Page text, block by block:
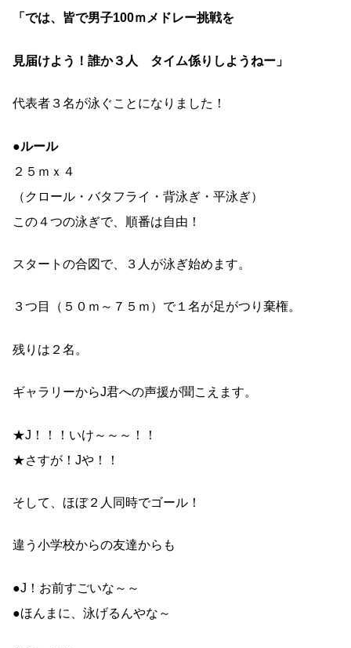
「では、皆で男子100ｍメドレー挑戦を
見届けよう！誰か３人 タイム係りしようねー」
代表者３名が泳ぐことになりました！
●ルール
２５ｍｘ４
（クロール・バタフライ・背泳ぎ・平泳ぎ）
この４つの泳ぎで、順番は自由！
スタートの合図で、３人が泳ぎ始めます。
３つ目（５０ｍ～７５ｍ）で１名が足がつり棄権。
残りは２名。
ギャラリーからJ君への声援が聞こえます。
★J！！！いけ～～～！！
★さすが！Jや！！
そして、ほぼ２人同時でゴール！
違う小学校からの友達からも
●J！お前すごいな～～
●ほんまに、泳げるんやな～